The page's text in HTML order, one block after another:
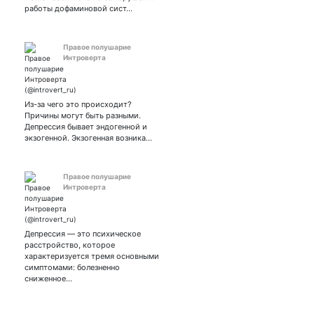
работы дофаминовой сист…
Правое полушарие
Интроверта
Из-за чего это происходит?
Причины могут быть разными.
Депрессия бывает эндогенной и
экзогенной. Экзогенная возника…
Правое полушарие
Интроверта
Депрессия — это психическое
расстройство, которое
характеризуется тремя основными
симптомами: болезненно
сниженное…